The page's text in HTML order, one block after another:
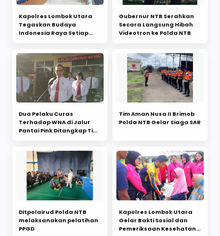
Kapolres Lombok Utara
Tegaskan Budaya
Indonesia Raya Setiap
Gubernur NTB Serahkan
Secara Langsung Hibah
Videotron ke Polda NTB
Dua Pelaku Curas
Terhadap WNA di Jalur
Pantai Pink Ditangkap Tim
Tim Aman Nusa II Brimob
Polda NTB Gelar Siaga SAR
Ditpolairud Polda NTB
melaksanakan pelatihan
PPGD
Kapolres Lombok Utara
Gelar Bakti Sosial dan
Pemeriksaan Kesehatan